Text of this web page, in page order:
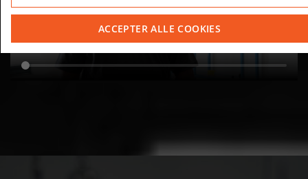
ACCEPTER ALLE COOKIES